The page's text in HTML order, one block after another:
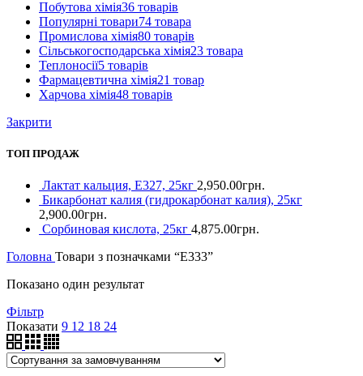
Побутова хімія36 товарів
Популярні товари74 товара
Промислова хімія80 товарів
Сільськогосподарська хімія23 товара
Теплоносії5 товарів
Фармацевтична хімія21 товар
Харчова хімія48 товарів
Закрити
ТОП ПРОДАЖ
Лактат кальция, Е327, 25кг 2,950.00грн.
Бикарбонат калия (гидрокарбонат калия), 25кг
2,900.00грн.
Сорбиновая кислота, 25кг 4,875.00грн.
Головна Товари з позначками “E333”
Показано один результат
Фільтр
Показати 9 12 18 24